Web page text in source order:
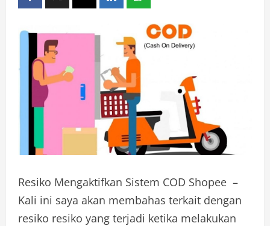
Resiko Mengaktifkan Sistem COD Shopee –
Kali ini saya akan membahas terkait dengan
resiko resiko yang terjadi ketika melakukan